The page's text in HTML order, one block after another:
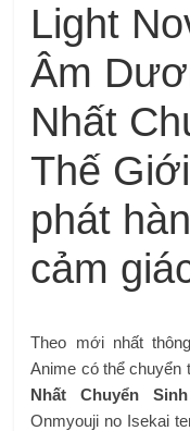
Light
Âm
Nhất
Thế
phát
cảm
Theo mới nhất
Anime có thể chuyển
Nhất Chuyển
Onmyouji no Isekai